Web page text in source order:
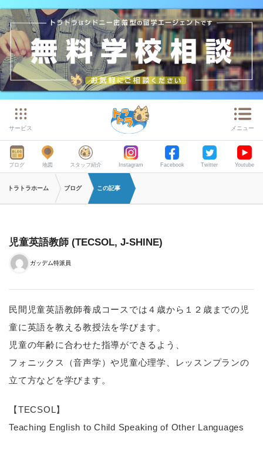
サービス メニュー
ブログ 地図 スタッフ紹介 Instagram Facebook Twitter Youtube
トラトラホーム ブログ この記事
児童英語教師 (TECSOL, J-SHINE)
ガッデム特派員
民間児童英語教師養成コースでは４歳から１２歳までの児
童に英語を教える教授法を学びます。
児童の年齢に合わせた指導ができるよう、
フォニックス（音声学）や児童心理学、レッスンプランの
立て方などを学びます。
【TECSOL】
Teaching English to Child Speaking of Other Languages